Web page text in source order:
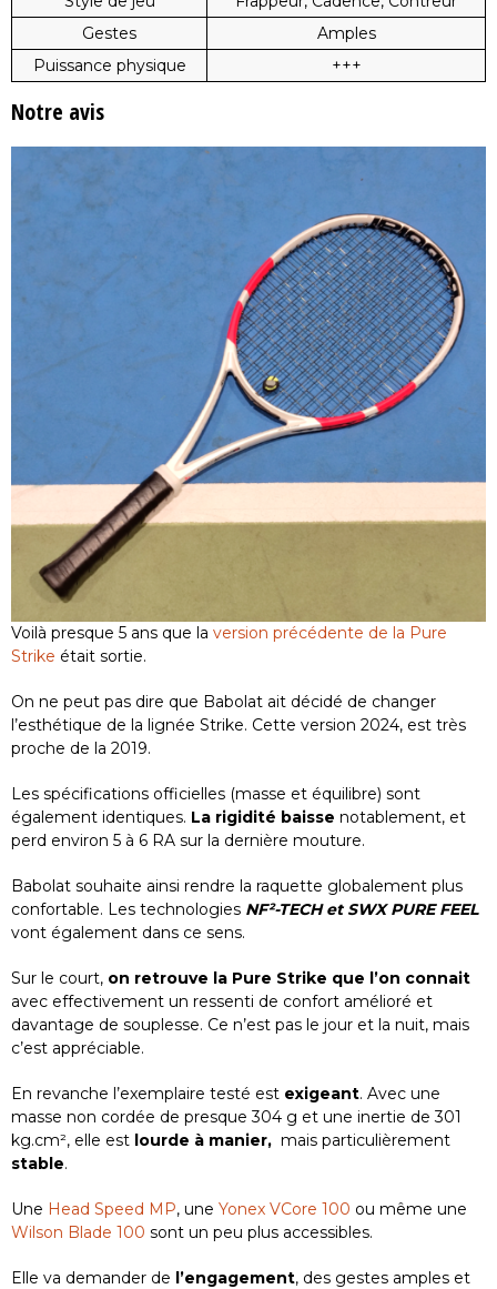
Gestes
Amples
Puissance physique
+++
Notre avis
Voilà presque 5 ans que la version précédente de la Pure
Strike était sortie.
On ne peut pas dire que Babolat ait décidé de changer
l’esthétique de la lignée Strike. Cette version 2024, est très
proche de la 2019.
Les spécifications officielles (masse et équilibre) sont
également identiques. La rigidité baisse notablement, et
perd environ 5 à 6 RA sur la dernière mouture.
Babolat souhaite ainsi rendre la raquette globalement plus
confortable. Les technologies NF²-TECH et SWX PURE FEEL
vont également dans ce sens.
Sur le court, on retrouve la Pure Strike que l’on connait
avec effectivement un ressenti de confort amélioré et
davantage de souplesse. Ce n’est pas le jour et la nuit, mais
c’est appréciable.
En revanche l’exemplaire testé est exigeant. Avec une
masse non cordée de presque 304 g et une inertie de 301
kg.cm², elle est lourde à manier, mais particulièrement
stable.
Une Head Speed MP, une Yonex VCore 100 ou même une
Wilson Blade 100 sont un peu plus accessibles.
Elle va demander de l’engagement, des gestes amples et